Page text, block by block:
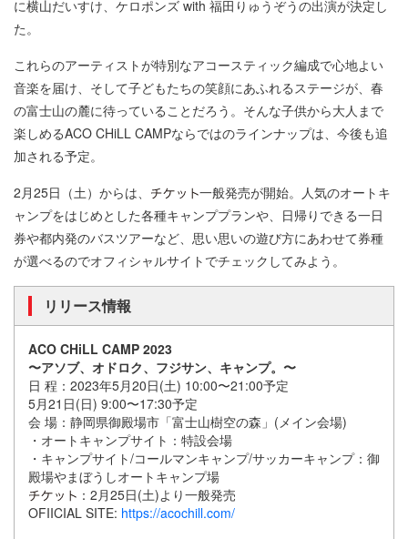
に横山だいすけ、ケロポンズ with 福田りゅうぞうの出演が決定し
た。
これらのアーティストが特別なアコースティック編成で心地よい
音楽を届け、そして子どもたちの笑顔にあふれるステージが、春
の富士山の麓に待っていることだろう。そんな子供から大人まで
楽しめるACO CHiLL CAMPならではのラインナップは、今後も追
加される予定。
2月25日（土）からは、
一般発売が開始。人気のオートキ
ャンプをはじめとした各種キャンププランや、日帰りできる一日
券や都内発のバスツアーなど、思い思いの遊び方にあわせて券種
が選べるのでオフィシャルサイトでチェックしてみよう。
リリース情報
ACO CHiLL CAMP 2023
〜アソブ、オドロク、フジサン、キャンプ。〜
日 程：2023年5月20日(土) 10:00〜21:00予定
5月21日(日) 9:00〜17:30予定
会 場：静岡県御殿場市「富士山樹空の森」(メイン会場)
・オートキャンプサイト：特設会場
・キャンプサイト/コールマンキャンプ/サッカーキャンプ：御
殿場やまぼうしオートキャンプ場
：2月25日(土)より一般発売
OFIICIAL SITE: https://acochill.com/